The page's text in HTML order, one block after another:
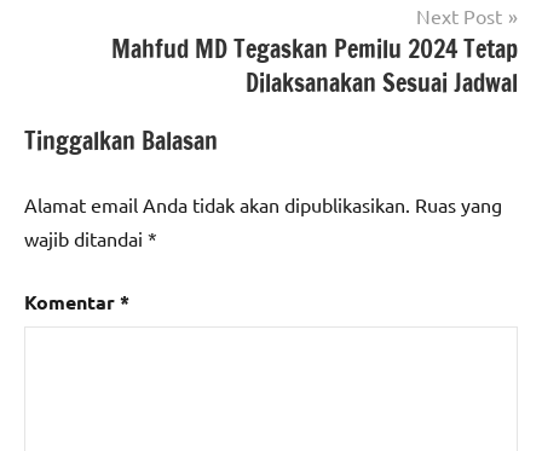
Next Post
Mahfud MD Tegaskan Pemilu 2024 Tetap
Dilaksanakan Sesuai Jadwal
Tinggalkan Balasan
Alamat email Anda tidak akan dipublikasikan. Ruas yang
wajib ditandai *
Komentar*